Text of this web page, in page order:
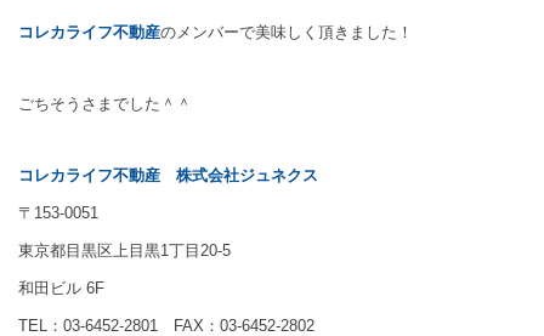
コレカライフ不動産のメンバーで美味しく頂きました！
ごちそうさまでした＾＾
コレカライフ不動産 株式会社ジュネクス
〒153-0051
東京都目黒区上目黒1丁目20-5
和田ビル 6F
TEL：03-6452-2801 FAX：03-6452-2802